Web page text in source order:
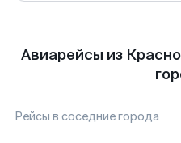
Авиарейсы из
Рейсы в соседние города